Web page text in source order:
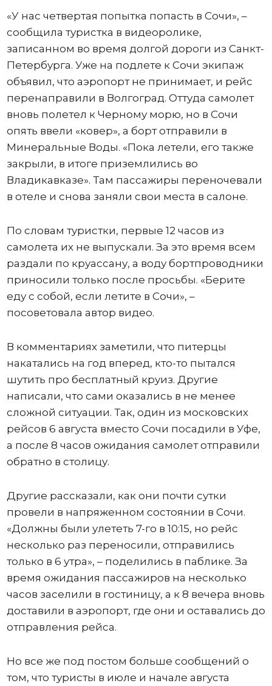
«У нас четвертая попытка попасть в Сочи», –
сообщила туристка в видеоролике,
записанном во время долгой дороги из Санкт-
Петербурга. Уже на подлете к Сочи экипаж
объявил, что аэропорт не принимает, и рейс
перенаправили в Волгоград. Оттуда самолет
вновь полетел к Черному морю, но в Сочи
опять ввели «ковер», а борт отправили в
Минеральные Воды. «Пока летели, его также
закрыли, в итоге приземлились во
Владикавказе». Там пассажиры переночевали
в отеле и снова заняли свои места в салоне.
По словам туристки, первые 12 часов из
самолета их не выпускали. За это время всем
раздали по круассану, а воду бортпроводники
приносили только после просьбы. «Берите
еду с собой, если летите в Сочи», –
посоветовала автор видео.
В комментариях заметили, что питерцы
накатались на год вперед, кто-то пытался
шутить про бесплатный круиз. Другие
написали, что сами оказались в не менее
сложной ситуации. Так, один из московских
рейсов 6 августа вместо Сочи посадили в Уфе,
а после 8 часов ожидания самолет отправили
обратно в столицу.
Другие рассказали, как они почти сутки
провели в напряженном состоянии в Сочи.
«Должны были улететь 7-го в 10:15, но рейс
несколько раз переносили, отправились
только в 6 утра», – поделились в паблике. За
время ожидания пассажиров на несколько
часов заселили в гостиницу, а к 8 вечера вновь
доставили в аэропорт, где они и оставались до
отправления рейса.
Но все же под постом больше сообщений о
том, что туристы в июле и начале августа